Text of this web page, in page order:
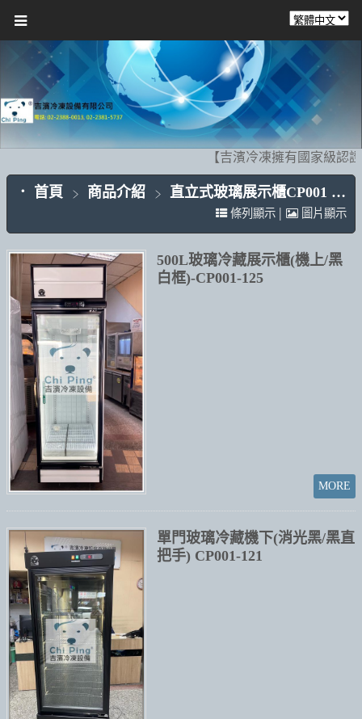
【吉濱冷凍擁有國家級認證
首頁 商品介紹 直立式玻璃展示櫃CP001
條列顯示 | 圖片顯示
500L玻璃冷藏展示櫃(機上/黑
白框)-CP001-125
單門玻璃冷藏機下(消光黑/黑直
把手) CP001-121